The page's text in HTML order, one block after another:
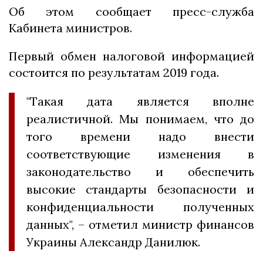
Об этом сообщает пресс-служба
Кабинета министров.
Первый обмен налоговой информацией
состоится по результатам 2019 года.
"Такая дата является вполне
реалистичной. Мы понимаем, что до
того времени надо внести
соответствующие изменения в
законодательство и обеспечить
высокие стандарты безопасности и
конфиденциальности полученных
данных", – отметил министр финансов
Украины Александр Данилюк.